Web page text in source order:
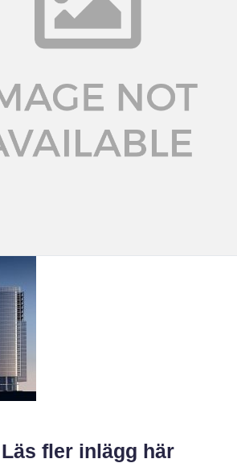
Läs fler inlägg här